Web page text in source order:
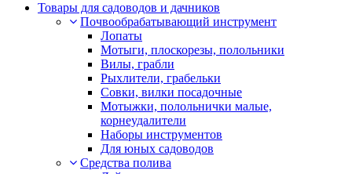
Товары для садоводов и дачников
Почвообрабатывающий инструмент
Лопаты
Мотыги, плоскорезы, полольники
Вилы, грабли
Рыхлители, грабельки
Совки, вилки посадочные
Мотыжки, полольнички малые,
корнеудалители
Наборы инструментов
Для юных садоводов
Средства полива